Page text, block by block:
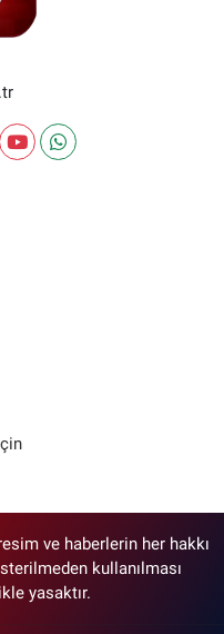
ve haberlerin her hakkı
kullanılması
yasaktır.